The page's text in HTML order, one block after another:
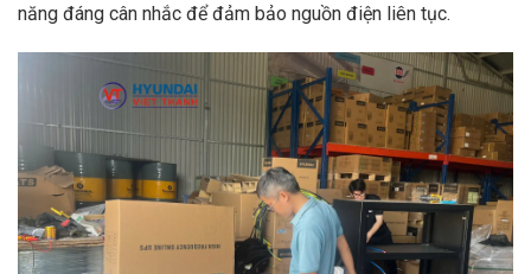
năng đáng cân nhắc để đảm bảo nguồn điện liên tục.